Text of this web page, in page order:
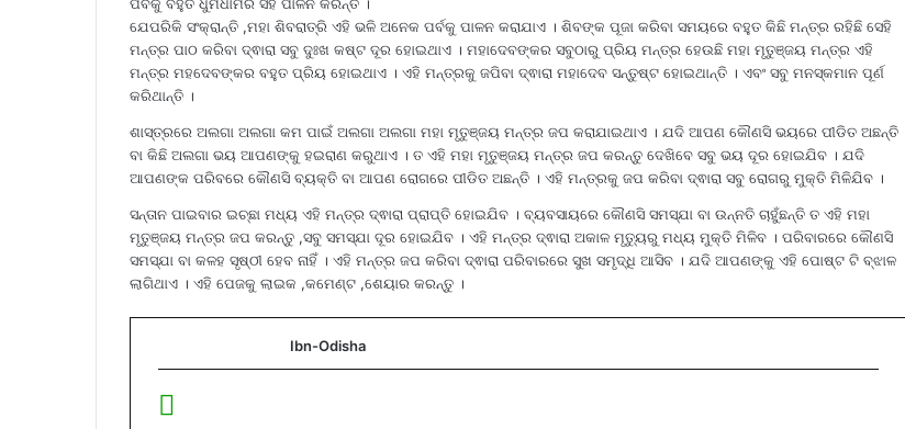
ଯେପରିକି ସଂକ୍ରାନ୍ତି ,ମହା ଶିବରାତ୍ରି ଏହି ଭଳି ଅନେକ ପର୍ବକୁ ପାଳନ କରାଯାଏ । ଶିବଙ୍କ ପୂଜା କରିବା ସମୟରେ ବହୁତ କିଛି ମନ୍ତ୍ର ରହିଛି ସେହି
ମନ୍ତ୍ର ପାଠ କରିବା ଦ୍ଵାରା ସବୁ ଦୁଃଖ କଷ୍ଟ ଦୂର ହୋଇଥାଏ । ମହାଦେବଙ୍କର ସବୁଠାରୁ ପ୍ରିୟ ମନ୍ତ୍ର ହେଉଛି ମହା ମୃତୁଞ୍ଜୟ ମନ୍ତ୍ର ଏହି
ମନ୍ତ୍ର ମହଦେବଙ୍କର ବହୁତ ପ୍ରିୟ ହୋଇଥାଏ । ଏହି ମନ୍ତ୍ରକୁ ଜପିବା ଦ୍ଵାରା ମହାଦେବ ସନ୍ତୁଷ୍ଟ ହୋଇଥାନ୍ତି । ଏବଂ ସବୁ ମନସ୍କମାନ ପୂର୍ଣ
କରିଥାନ୍ତି ।
ଶାସ୍ତ୍ରରେ ଅଲଗା ଅଲଗା କମ ପାଇଁ ଅଲଗା ଅଲଗା ମହା ମୃତୁଞ୍ଜୟ ମନ୍ତ୍ର ଜପ କରାଯାଇଥାଏ । ଯଦି ଆପଣ କୌଣସି ଭୟରେ ପୀଡିତ ଅଛନ୍ତି
ବା କିଛି ଅଲଗା ଭୟ ଆପଣଙ୍କୁ ହଇରାଣ କରୁଥାଏ । ତ ଏହି ମହା ମୃତୁଞ୍ଜୟ ମନ୍ତ୍ର ଜପ କରନ୍ତୁ ଦେଖିବେ ସବୁ ଭୟ ଦୂର ହୋଇଯିବ । ଯଦି
ଆପଣଙ୍କ ପରିବରେ କୌଣସି ବ୍ୟକ୍ତି ବା ଆପଣ ରୋଗରେ ପୀଡିତ ଅଛନ୍ତି । ଏହି ମନ୍ତ୍ରକୁ ଜପ କରିବା ଦ୍ଵାରା ସବୁ ରୋଗରୁ ମୁକ୍ତି ମିଳିଯିବ ।
ସନ୍ତାନ ପାଇବାର ଇଚ୍ଛା ମଧ୍ୟ ଏହି ମନ୍ତ୍ର ଦ୍ଵାରା ପ୍ରାପ୍ତି ହୋଇଯିବ । ବ୍ୟବସାୟରେ କୌଣସି ସମସ୍ଯା ବା ଉନ୍ନତି ଚାହୁଁଛନ୍ତି ତ ଏହି ମହା
ମୃତୁଞ୍ଜୟ ମନ୍ତ୍ର ଜପ କରନ୍ତୁ ,ସବୁ ସମସ୍ଯା ଦୂର ହୋଇଯିବ । ଏହି ମନ୍ତ୍ର ଦ୍ଵାରା ଅକାଳ ମୃତ୍ୟୁରୁ ମଧ୍ୟ ମୁକ୍ତି ମିଳିବ । ପରିବାରରେ କୌଣସି
ସମସ୍ଯା ବା କଳହ ସୃଷ୍ଠୀ ହେବ ନାହିଁ । ଏହି ମନ୍ତ୍ର ଜପ କରିବା ଦ୍ଵାରା ପରିବାରରେ ସୁଖ ସମୃଦ୍ଧି ଆସିବ । ଯଦି ଆପଣଙ୍କୁ ଏହି ପୋଷ୍ଟ ଟି ବ୍ଝାଳ
ଲାଗିଥାଏ । ଏହି ପେଜକୁ ଲାଇକ ,କମେଣ୍ଟ ,ଶେୟାର କରନ୍ତୁ ।
Ibn-Odisha